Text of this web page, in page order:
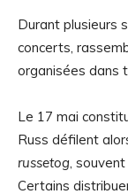
Durant plusieurs
concerts,
organisées dans
Le 17 mai
Russ défilent
russetog ,
Certains